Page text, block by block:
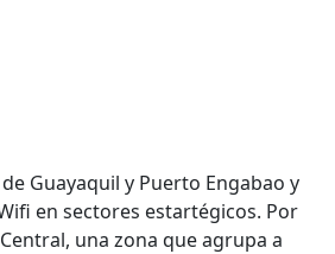
Guayaquil y Puerto Engabao y
en sectores estartégicos. Por
una zona que agrupa a